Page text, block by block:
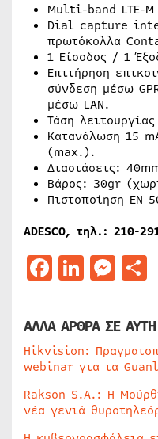
Multi-band LTE-
Dial capture
πρωτόκολλα
1 Είσοδος / 1
Επιτήρηση
σύνδεση μέσω
μέσω LAN.
Τάση
Κατανάλωση 15
(max.).
Διαστάσεις:
Βάρος: 30gr
Πιστοποίηση EN
ADESCO, τηλ.: 210-
Facebook
ΑΛΛΑ ΑΡΘΡΑ ΣΕ
Hikvision:
webinar για τα
Rakson S.A.: Η
νέα γενιά